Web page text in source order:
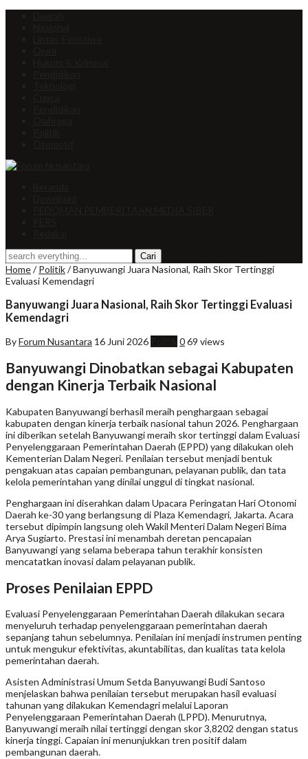
Home/Politik/Banyuwangi Juara Nasional, Raih Skor Tertinggi
Evaluasi Kemendagri
Banyuwangi Juara Nasional, Raih Skor Tertinggi Evaluasi
Kemendagri
ByForum Nusantara 16 Juni 2026 069 views
Banyuwangi Dinobatkan sebagai Kabupaten
dengan Kinerja Terbaik Nasional
Kabupaten Banyuwangi berhasil meraih penghargaan sebagai
kabupaten dengan kinerja terbaik nasional tahun 2026. Penghargaan
ini diberikan setelah Banyuwangi meraih skor tertinggi dalam Evaluasi
Penyelenggaraan Pemerintahan Daerah (EPPD) yang dilakukan oleh
Kementerian Dalam Negeri. Penilaian tersebut menjadi bentuk
pengakuan atas capaian pembangunan, pelayanan publik, dan tata
kelola pemerintahan yang dinilai unggul di tingkat nasional.
Penghargaan ini diserahkan dalam Upacara Peringatan Hari Otonomi
Daerah ke-30 yang berlangsung di Plaza Kemendagri, Jakarta. Acara
tersebut dipimpin langsung oleh Wakil Menteri Dalam Negeri Bima
Arya Sugiarto. Prestasi ini menambah deretan pencapaian
Banyuwangi yang selama beberapa tahun terakhir konsisten
mencatatkan inovasi dalam pelayanan publik.
Proses Penilaian EPPD
Evaluasi Penyelenggaraan Pemerintahan Daerah dilakukan secara
menyeluruh terhadap penyelenggaraan pemerintahan daerah
sepanjang tahun sebelumnya. Penilaian ini menjadi instrumen penting
untuk mengukur efektivitas, akuntabilitas, dan kualitas tata kelola
pemerintahan daerah.
Asisten Administrasi Umum Setda Banyuwangi Budi Santoso
menjelaskan bahwa penilaian tersebut merupakan hasil evaluasi
tahunan yang dilakukan Kemendagri melalui Laporan
Penyelenggaraan Pemerintahan Daerah (LPPD). Menurutnya,
Banyuwangi meraih nilai tertinggi dengan skor 3,8202 dengan status
kinerja tinggi. Capaian ini menunjukkan tren positif dalam
pembangunan daerah.